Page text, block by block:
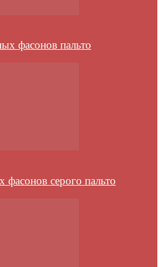
фасонов пальто
фасонов серого пальто